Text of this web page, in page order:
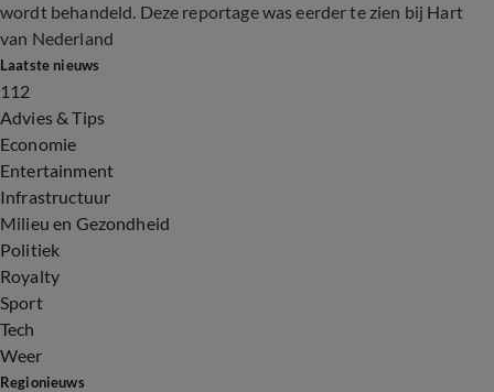
wordt behandeld. Deze reportage was eerder te zien bij Hart
van Nederland
Laatste nieuws
112
Advies & Tips
Economie
Entertainment
Infrastructuur
Milieu en Gezondheid
Politiek
Royalty
Sport
Tech
Weer
Regionieuws